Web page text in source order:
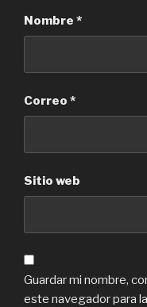
Nombre *
Correo *
Sitio web
Guardar mi nombre,
este navegador para